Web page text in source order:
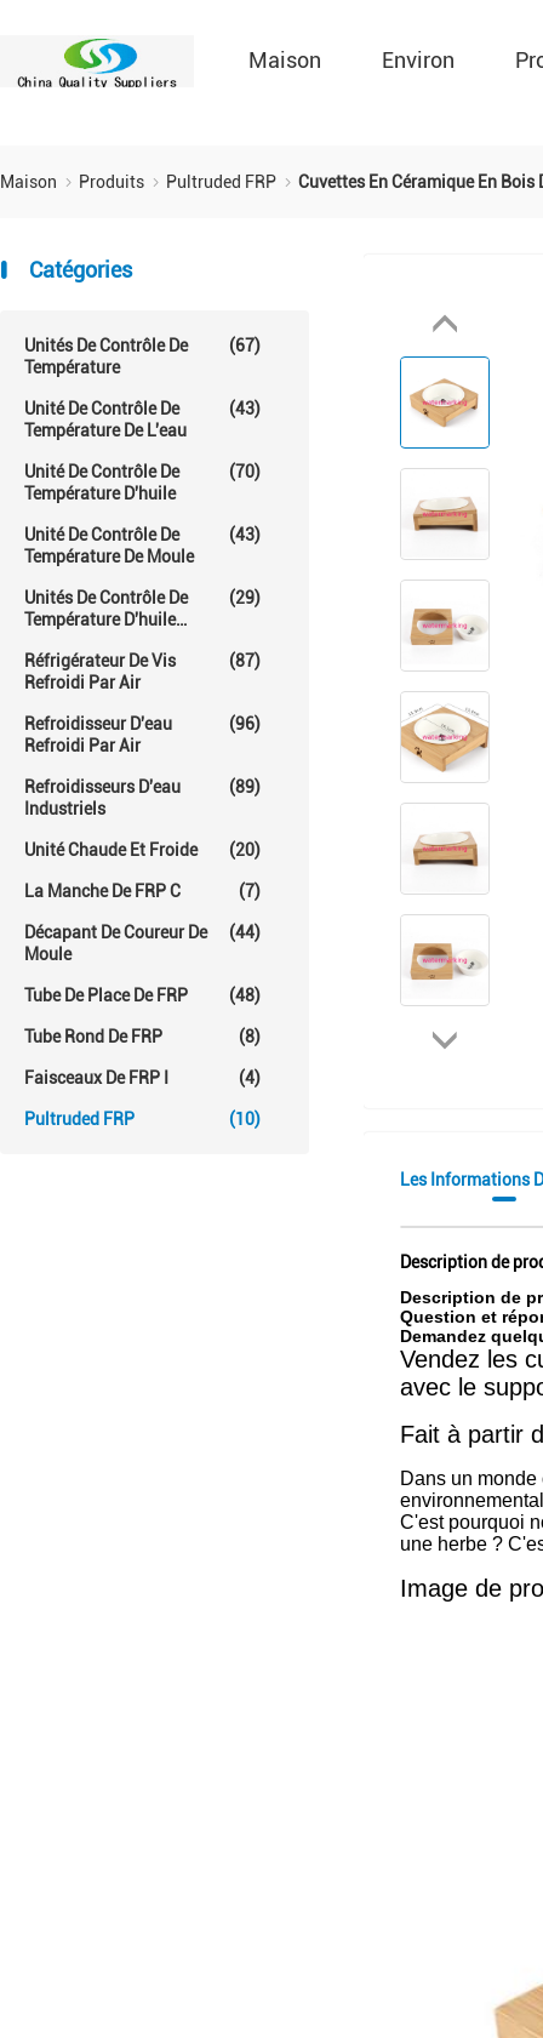
Maison Environ
Maison Produits Pultruded FRP Cuvettes En Céramique En
Catégories
Unités De Contrôle De
Température
(67)
Unité De Contrôle De
Température De L'eau
(43)
Unité De Contrôle De
Température D'huile
(70)
Unité De Contrôle De
Température De Moule
(43)
Unités De Contrôle De
Température D'huile
(29)
Réfrigérateur De Vis
Refroidi Par Air
(87)
Refroidisseur D'eau
Refroidi Par Air
(96)
Refroidisseurs D'eau
Industriels
(89)
Unité Chaude Et Froide (20)
La Manche De FRP C (7)
Décapant De Coureur De
Moule
(44)
Tube De Place De FRP (48)
Tube Rond De FRP (8)
Faisceaux De FRP I (4)
Pultruded FRP (10)
Les Informations
Description de
Description de
Question et
Demandez
Vendez les
avec le
Fait à partir
Dans un
C'est pourquoi
une herbe ?
Image de